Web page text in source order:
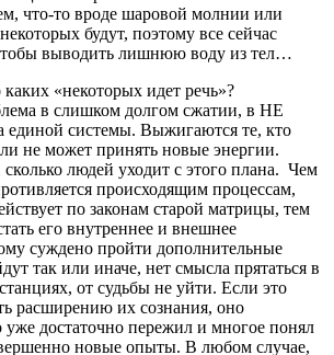
что-то вроде шаровой молнии или
будут, поэтому все сейчас
выводить лишнюю воду из тел…
«некоторых идет речь»?
в слишком долгом сжатии, в НЕ
единой системы. Выжигаются те, кто
не может принять новые энергии.
людей уходит с этого плана. Чем
происходящим процессам,
по законам старой матрицы, тем
его внутреннее и внешнее
суждено пройти дополнительные
так или иначе, нет смысла прятаться в
от судьбы не уйти. Если это
расширению их сознания, оно
уже достаточно пережил и многое понял
новые опыты. В любом случае,